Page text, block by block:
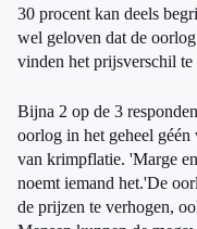
30 procent kan deels
wel geloven dat de
vinden het prijsverschil te
Bijna 2 op de 3
oorlog in het geheel
van krimpflatie. 'Marge
noemt iemand het.'De
de prijzen te verhogen,